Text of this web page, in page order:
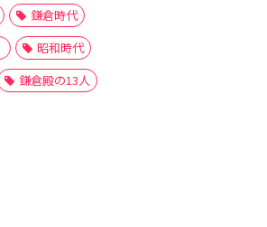
鎌倉時代
昭和時代
鎌倉殿の13人